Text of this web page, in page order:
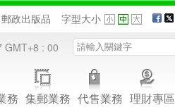
郵政出版品 字型大小
GMT+8 : 00
務 集郵業務 代售業務 理財專區